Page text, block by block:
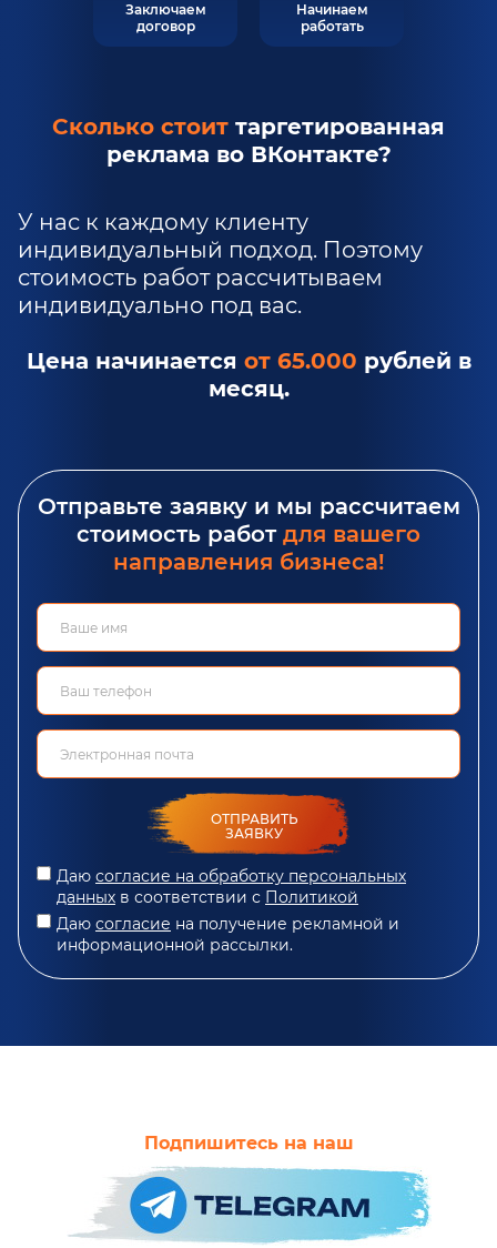
Заключаем
договор
Начинаем
работать
Сколько стоит таргетированная
реклама во ВКонтакте?
У нас к каждому клиенту
индивидуальный подход. Поэтому
стоимость работ рассчитываем
индивидуально под вас.
Цена начинается от 65.000 рублей в
месяц.
Отправьте заявку и мы рассчитаем
стоимость работ для вашего
направления бизнеса!
ОТПРАВИТЬ
ЗАЯВКУ
Даю согласие на обработку персональных
данных в соответствии с Политикой
Даю согласие на получение рекламной и
информационной рассылки.
Подпишитесь на наш